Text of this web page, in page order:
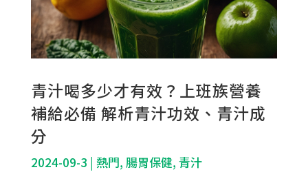
青汁喝多少才有效？上班族營養
補給必備 解析青汁功效、青汁成
分
2024-09-3 | 熱門, 腸胃保健, 青汁